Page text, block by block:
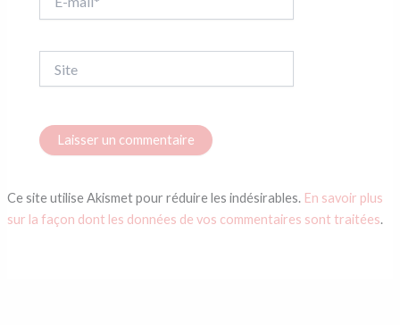
mail*
Ce site utilise Akismet pour réduire les indésirables. En savoir plus
sur la façon dont les données de vos commentaires sont traitées.